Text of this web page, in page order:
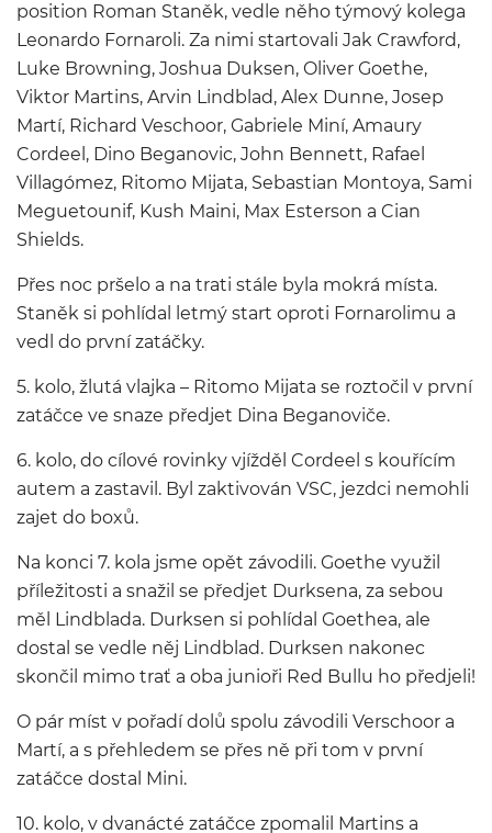
position Roman Staněk, vedle něho týmový kolega
Leonardo Fornaroli. Za nimi startovali Jak Crawford,
Luke Browning, Joshua Duksen, Oliver Goethe,
Viktor Martins, Arvin Lindblad, Alex Dunne, Josep
Martí, Richard Veschoor, Gabriele Miní, Amaury
Cordeel, Dino Beganovic, John Bennett, Rafael
Villagómez, Ritomo Mijata, Sebastian Montoya, Sami
Meguetounif, Kush Maini, Max Esterson a Cian
Shields.
Přes noc pršelo a na trati stále byla mokrá místa.
Staněk si pohlídal letmý start oproti Fornarolimu a
vedl do první zatáčky.
5. kolo, žlutá vlajka – Ritomo Mijata se roztočil v první
zatáčce ve snaze předjet Dina Beganoviče.
6. kolo, do cílové rovinky vjížděl Cordeel s kouřícím
autem a zastavil. Byl zaktivován VSC, jezdci nemohli
zajet do boxů.
Na konci 7. kola jsme opět závodili. Goethe využil
příležitosti a snažil se předjet Durksena, za sebou
měl Lindblada. Durksen si pohlídal Goethea, ale
dostal se vedle něj Lindblad. Durksen nakonec
skončil mimo trať a oba junioři Red Bullu ho předjeli!
O pár míst v pořadí dolů spolu závodili Verschoor a
Martí, a s přehledem se přes ně při tom v první
zatáčce dostal Mini.
10. kolo, v dvanácté zatáčce zpomalil Martins a